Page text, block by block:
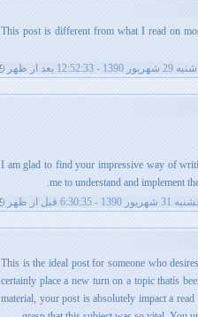
This post is different from what I read on
- 12:52:33 بعد از ظهر
I am glad to find your impressive way of
me to understand and implement
1390 - 6:30:35 قبل از ظهر
This is the ideal post for someone who
certainly place a new turn on a topic thatís
material, your post is absolutely impact a